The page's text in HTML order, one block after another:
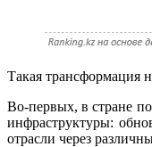
Такая трансформация
Во-первых, в стране
инфраструктуры:
отрасли через